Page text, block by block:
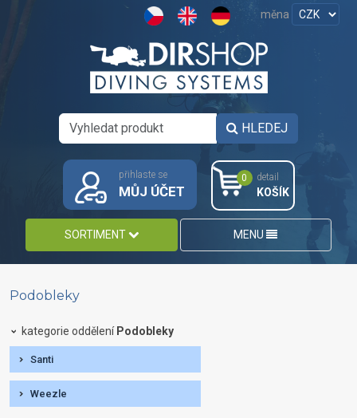
měna
HLEDEJ
přihlaste se
MŮJ ÚČET
0 detail
KOŠÍK
SORTIMENT MENU
Podobleky
kategorie oddělení Podobleky
Santi
Weezle